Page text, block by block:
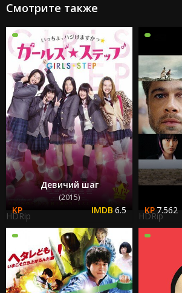
Смотрите также
Девичий шаг
(2015)
6.5
HDRip
7.562
HDRip